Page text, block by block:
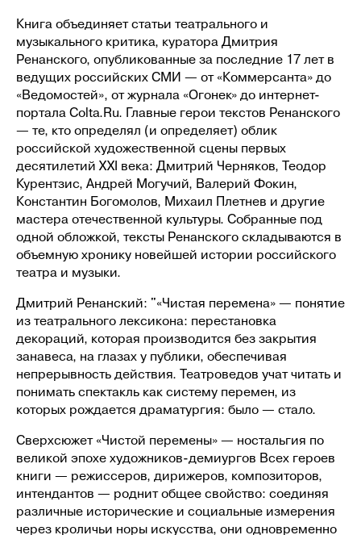
ПОКАЗАТЬ ЕЩЕ
ВТОРОВ
АРЕНДОВАТЬ КОВОРКИНГ
ПОСМОТРЕТЬ СОБЫТИЯ
Афиша
Коворкинг
Магазин
Гастро
О центре
Правила фото и видеосъёмки
Договор оферты
Книга объединяет статьи театрального и
музыкального критика, куратора Дмитрия
Ренанского, опубликованные за последние 17 лет в
ведущих российских СМИ — от «Коммерсанта» до
«Ведомостей», от журнала «Огонек» до интернет-
портала Colta.Ru. Главные герои текстов Ренанского
— те, кто определял (и определяет) облик
российской художественной сцены первых
десятилетий XXI века: Дмитрий Черняков, Теодор
Курентзис, Андрей Могучий, Валерий Фокин,
Константин Богомолов, Михаил Плетнев и другие
мастера отечественной культуры. Собранные под
одной обложкой, тексты Ренанского складываются в
объемную хронику новейшей истории российского
театра и музыки.
Дмитрий Ренанский: "«Чистая перемена» — понятие
из театрального лексикона: перестановка
декораций, которая производится без закрытия
занавеса, на глазах у публики, обеспечивая
непрерывность действия. Театроведов учат читать и
понимать спектакль как систему перемен, из
которых рождается драматургия: было — стало.
Сверхсюжет «Чистой перемены» — ностальгия по
великой эпохе художников-демиургов Всех героев
книги — режиссеров, дирижеров, композиторов,
интендантов — роднит общее свойство: соединяя
различные исторические и социальные измерения
через кроличьи норы искусства, они одновременно